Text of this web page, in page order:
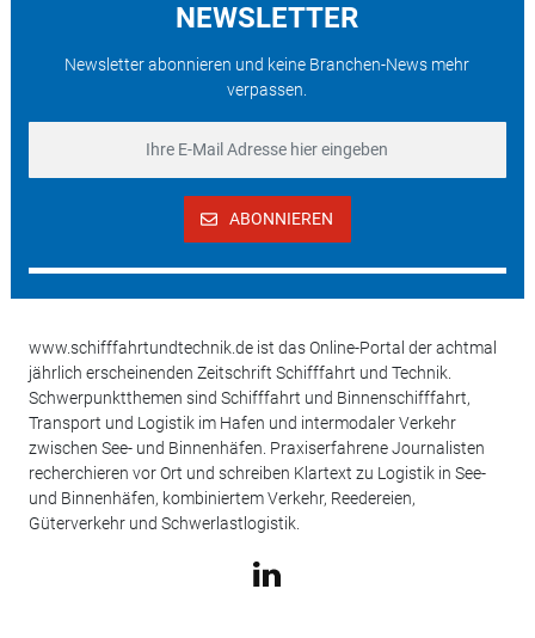
NEWSLETTER
Newsletter abonnieren und keine Branchen-News mehr
verpassen.
ABONNIEREN
www.schifffahrtundtechnik.de ist das Online-Portal der achtmal
jährlich erscheinenden Zeitschrift Schifffahrt und Technik.
Schwerpunktthemen sind Schifffahrt und Binnenschifffahrt,
Transport und Logistik im Hafen und intermodaler Verkehr
zwischen See- und Binnenhäfen. Praxiserfahrene Journalisten
recherchieren vor Ort und schreiben Klartext zu Logistik in See-
und Binnenhäfen, kombiniertem Verkehr, Reedereien,
Güterverkehr und Schwerlastlogistik.